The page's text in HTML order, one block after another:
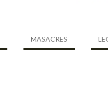
MASACRES